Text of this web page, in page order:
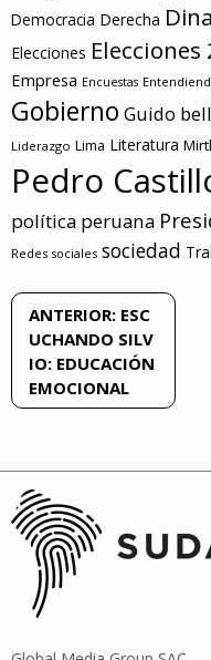
Democracia Derecha
Elecciones Elecciones
Empresa Encuestas
Gobierno Guido
Liderazgo Lima Literatura
Pedro
política peruana
Redes sociales sociedad
Navegación
de
entradas
ANTERIOR: ESC
UCHANDO SILV
IO: EDUCACIÓN
EMOCIONAL